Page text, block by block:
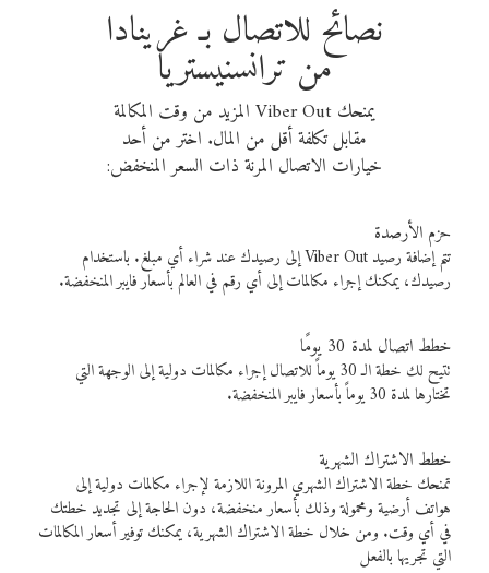
نصائح للاتصال بـ غرينادا
من ترانسنيستريا
يمنحك Viber Out المزيد من وقت المكالمة
مقابل تكلفة أقل من المال. اختر من أحد
خيارات الاتصال المرنة ذات السعر المنخفض:
حزم الأرصدة
تتم إضافة رصيد Viber Out إلى رصيدك عند شراء أي مبلغ. باستخدام
رصيدك، يمكنك إجراء مكالمات إلى أي رقم في العالم بأسعار فايبر المنخفضة.
خطط اتصال لمدة 30 يومًا
تتيح لك خطة الـ 30 يوماً للاتصال إجراء مكالمات دولية إلى الوجهة التي
تختارها لمدة 30 يوماً بأسعار فايبر المنخفضة.
خطط الاشتراك الشهرية
تمنحك خطة الاشتراك الشهري المرونة اللازمة لإجراء مكالمات دولية إلى
هواتف أرضية ومحمولة وذلك بأسعار منخفضة، دون الحاجة إلى تجديد خطتك
في أي وقت. ومن خلال خطة الاشتراك الشهرية، يمكنك توفير أسعار المكالمات
التي تجريها بالفعل